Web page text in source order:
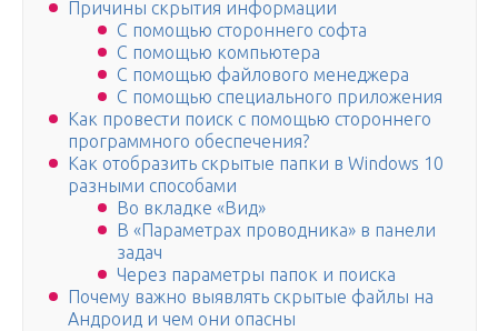
Причины скрытия информации
С помощью стороннего софта
С помощью компьютера
С помощью файлового менеджера
С помощью специального приложения
Как провести поиск с помощью стороннего
программного обеспечения?
Как отобразить скрытые папки в Windows 10
разными способами
Во вкладке «Вид»
В «Параметрах проводника» в панели
задач
Через параметры папок и поиска
Почему важно выявлять скрытые файлы на
Андроид и чем они опасны